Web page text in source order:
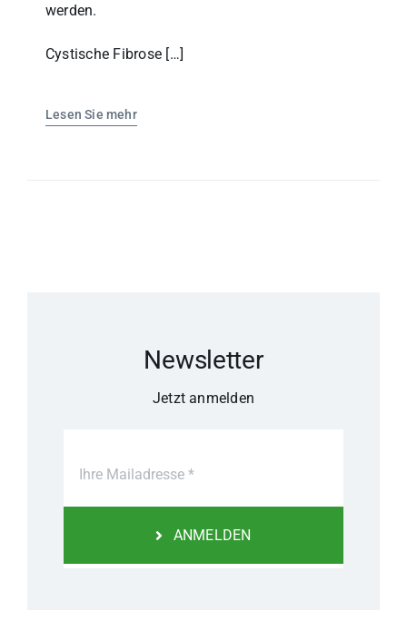
werden.
Cystische Fibrose […]
Lesen Sie mehr
Newsletter
Jetzt anmelden
ANMELDEN